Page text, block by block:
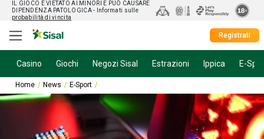
IL GIOCO È VIETATO AI MINORI E PUÒ CAUSARE
DIPENDENZA PATOLOGICA - Informati sulle
probabilità di vincita
Registrati
Casino Giochi Negozi Sisal Estrazioni Ippica E-
Home News E-Sport